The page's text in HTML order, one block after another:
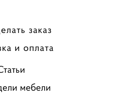
заказ
и оплата
мебели